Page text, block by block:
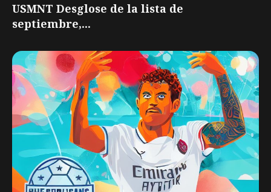
USMNT Desglose de la lista de
septiembre,...